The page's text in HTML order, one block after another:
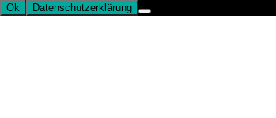
Ok Datenschutzerklärung